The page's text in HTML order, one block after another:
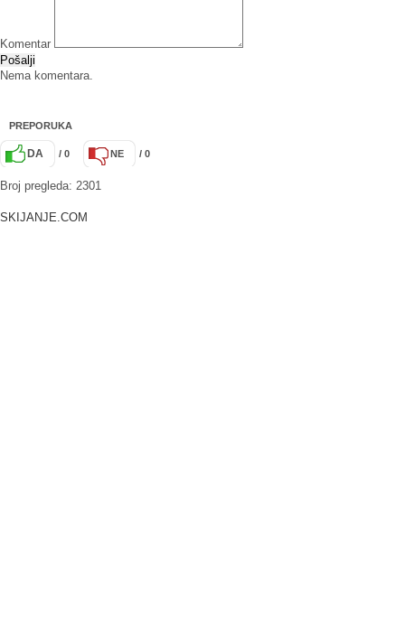
Komentar
Pošalji
Nema komentara.
PREPORUKA
DA / 0 NE / 0
Broj pregleda: 2301
SKIJANJE.COM